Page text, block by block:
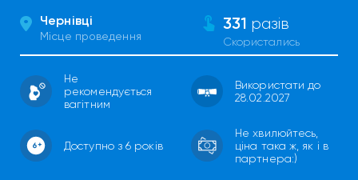
Чернівці
Місце проведення
331 разів
Скористались
Не
рекомендується
вагітним
Використати до
28.02.2027
Доступно з 6 років
Не хвилюйтесь,
ціна така ж, як і в
партнера:)